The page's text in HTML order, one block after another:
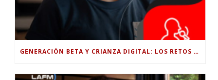
GENERACIÓN BETA Y CRIANZA DIGITAL: LOS RETOS DE CRIAR HIJOS EN LA ERA DE LA INTELIGENCIA ARTIFICIAL